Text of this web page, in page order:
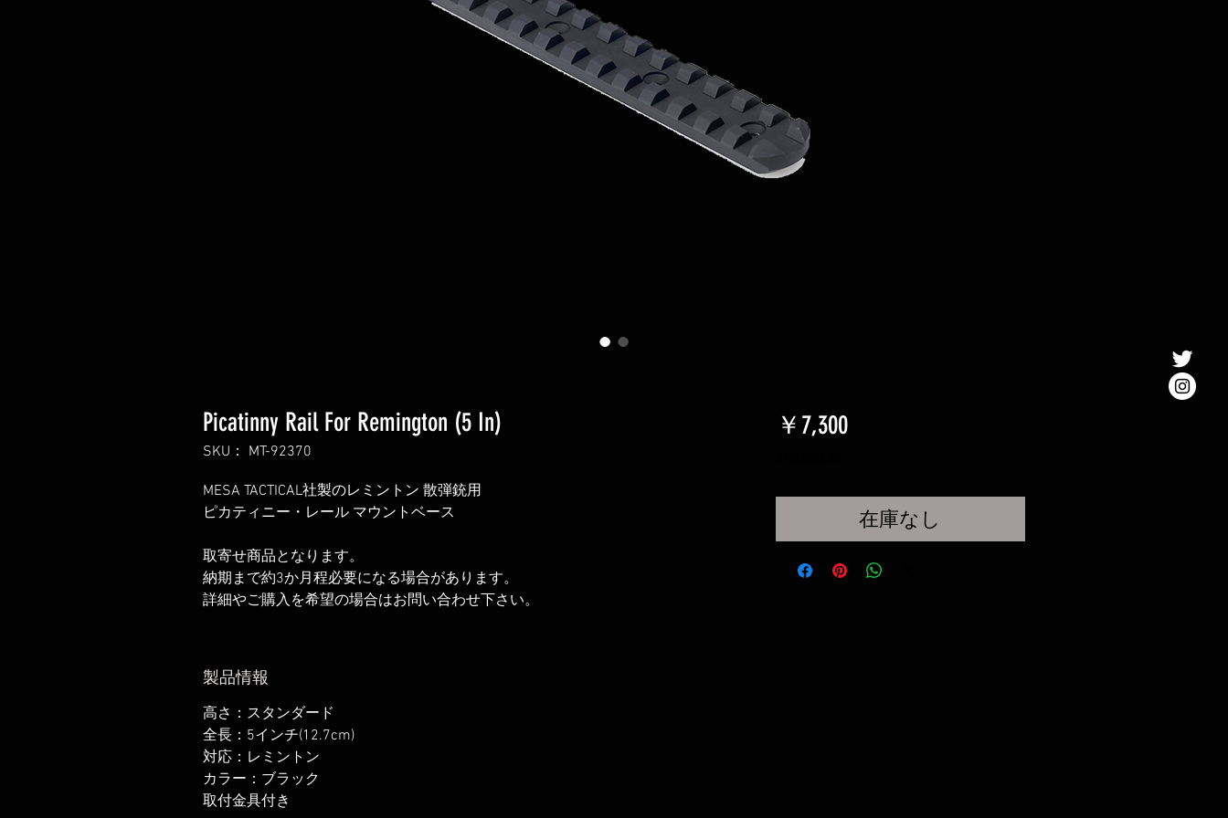
Picatinny Rail For Remington (5 In)
SKU： MT-92370
MESA TACTICAL社製のレミントン 散弾銃用
ピカティニー・レール マウントベース
取寄せ商品となります。
納期まで約3か月程必要になる場合があります。
詳細やご購入を希望の場合はお問い合わせ下さい。
製品情報
高さ：スタンダード
全長：5インチ(12.7cm)
対応：レミントン
カラー：ブラック
取付金具付き
￥7,300価
在庫なし